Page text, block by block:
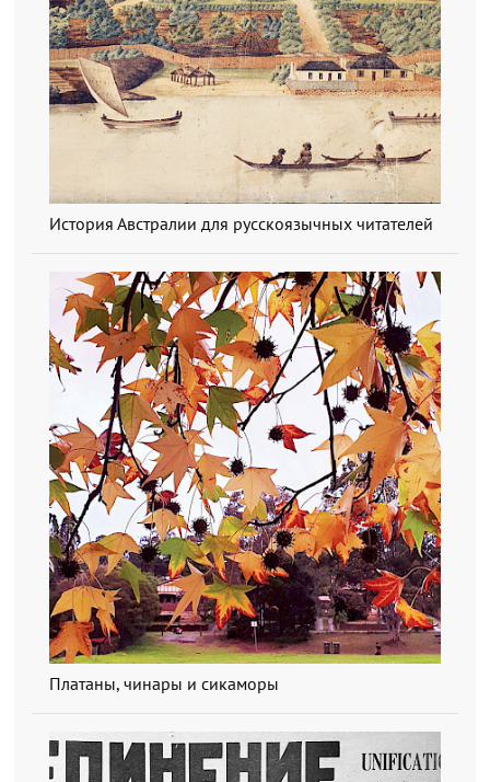
История Австралии для русскоязычных читателей
Платаны, чинары и сикаморы